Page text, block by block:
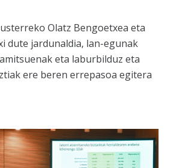
Olatz Bengoetxea eta
dute jardunaldia, lan-egunak
eta laburbilduz eta
ere beren errepasoa egitera